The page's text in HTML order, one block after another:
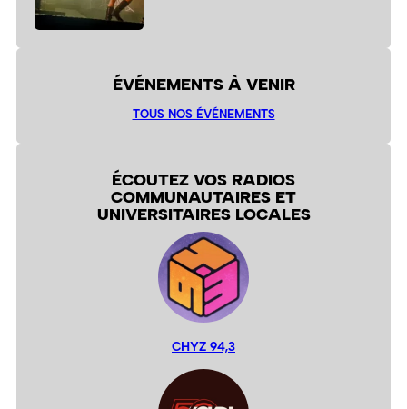
ÉVÉNEMENTS À VENIR
TOUS NOS ÉVÉNEMENTS
ÉCOUTEZ VOS RADIOS
COMMUNAUTAIRES ET
UNIVERSITAIRES LOCALES
CHYZ 94,3